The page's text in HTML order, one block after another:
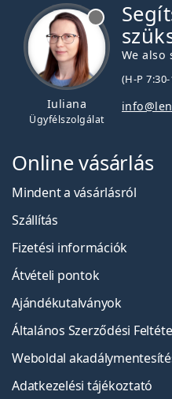
Iuliana
Ügyfélszolgálat
We also
(H-P
Online vásárlás
Mindent a vásárlásról
Szállítás
Fizetési információk
Átvételi pontok
Ajándékutalványok
Általános Szerződési
Weboldal
Adatkezelési tájékoztató